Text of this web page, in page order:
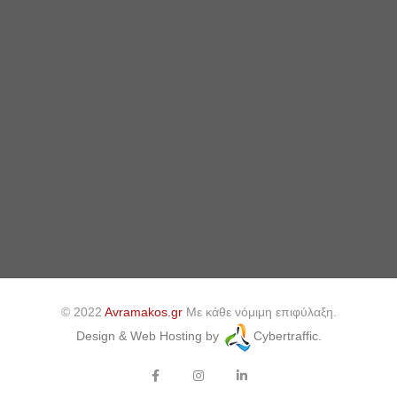
© 2022 Avramakos.grΜε κάθε νόμιμη επιφύλαξη.
Design & Web Hosting by
Cybertraffic.